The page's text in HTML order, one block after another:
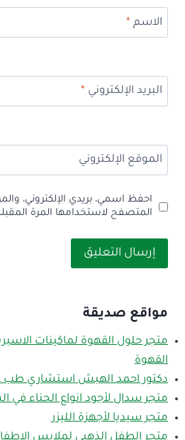
الاسم*
البريد الإلكتروني *
الموقع الإلكتروني
احفظ اسمي، بريدي الإلكتروني،
المتصفح لاستخدامها المرة
مواقع صديقة
متجر حلول القهوة لماكينات
القهوة
دكتور احمد الهبش استشاري طب
متجر سدال لأجود انواع الحناء في
متجر سيديا لأجهزة الليزر
متجر الطفل الذهبي لملابس